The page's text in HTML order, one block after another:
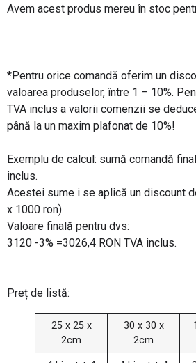
Avem acest produs mereu în stoc
*Pentru orice comandă oferim un
valoarea produselor, între 1 – 10%.
TVA inclus a valorii comenzii se
până la un maxim plafonat de 10%!
Exemplu de calcul: sumă comandă
inclus.
Acestei sume i se aplică un discount
x 1000 ron).
Valoare finală pentru dvs:
3120 -3% =3026,4 RON TVA inclus.
Preț de listă:
25 x 25 x
2cm
30 x 30 x
2cm